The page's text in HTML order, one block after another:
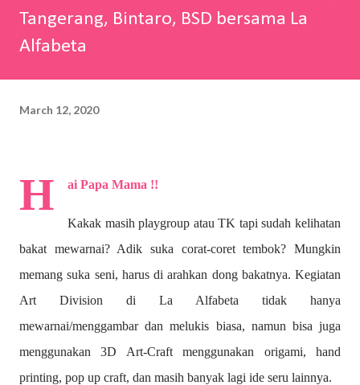
Tangerang, Bintaro, BSD bersama La
Alfabeta
March 12, 2020
H ai Papa Mama !!
Kakak masih playgroup atau TK tapi sudah kelihatan
bakat mewarnai? Adik suka corat-coret tembok? Mungkin
memang suka seni, harus di arahkan dong bakatnya. Kegiatan
Art Division di La Alfabeta tidak hanya
mewarnai/menggambar dan melukis biasa, namun bisa juga
menggunakan 3D Art-Craft menggunakan origami, hand
printing, pop up craft, dan masih banyak lagi ide seru lainnya.